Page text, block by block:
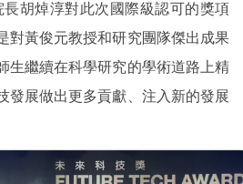
胡焯淳對此次國際級認可的獎項
對黃俊元教授和研究團隊傑出成果
生繼續在科學研究的學術道路上精
發展做出更多貢獻、注入新的發展